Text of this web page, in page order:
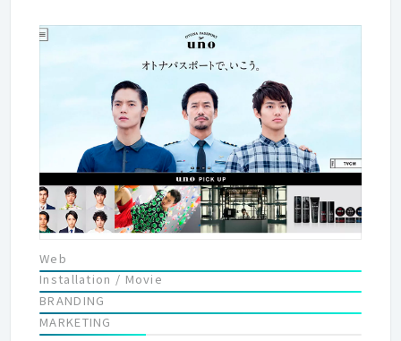
じめ、飲料メーカーや菓子メーカー、航空会社など、誰もが知っ
ている有名企業を中心に多岐にわたり、Web部門では、サイトの
企画構築からデザイン・プログラミング・運用に至る全ての工程
を手がけています。 7月に「One BBmedia」を言行一致させるべ
く、ワンフロアのオフィスに移転しました。100人以上の社員た
ちが風通しのよいオフィスでモノづくりに励んでいます。新設さ
れたLABでは、社内のハッカソンをはじめとして様々な実験的な
試みに取り組み、新領域に挑戦しています。 デジタルコンテンツ
の制作では新しい可能性が求められています。私たちはハイブリ
ッド型プロダクションの強みを生かし、今まで以上に活躍の場を
広げていきます。
Web
Installation / Movie
BRANDING
MARKETING